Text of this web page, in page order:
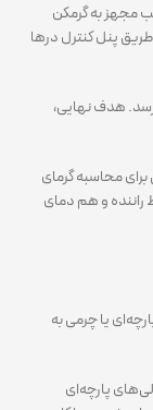
مجهز به گرمکن
پنل کنترل درها
هدف نهایی،
محاسبه گرمای
راننده و هم دمای
یا چرمی به
پارچه‌ای